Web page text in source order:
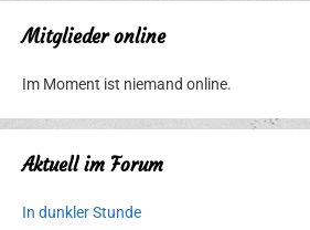
Mitglieder online
Im Moment ist niemand online.
Aktuell im Forum
In dunkler Stunde